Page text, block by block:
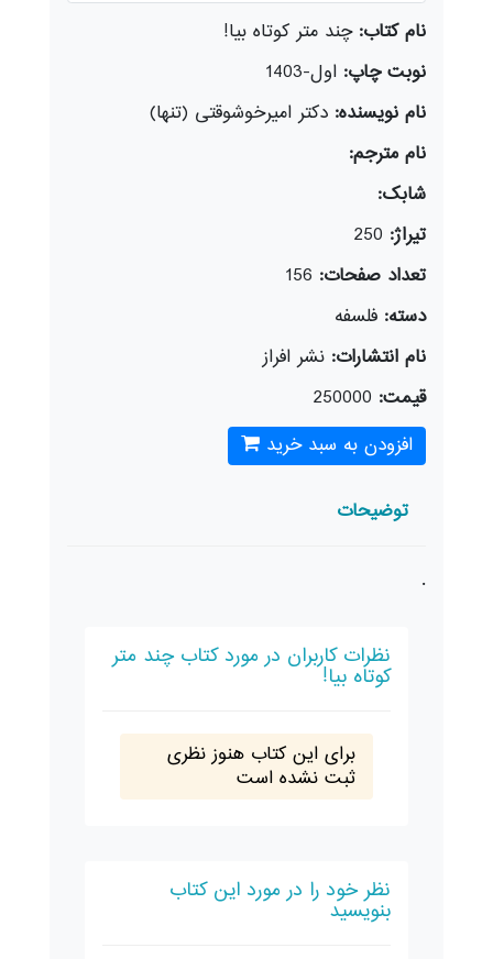
نام کتاب:چند متر کوتاه بیا!
نوبت چاپ: اول-1403
نام نویسنده: دکتر امیر‌خوشوقتی (تنها)
نام مترجم:
شابک:
تیراژ: 250
تعداد صفحات: 156
دسته: فلسفه
نام انتشارات: نشر افراز
قیمت: 250000
افزودن به سبد خرید
توضیحات
.
نظرات کاربران در مورد کتاب چند متر
کوتاه بیا!
برای این کتاب هنوز نظری
ثبت نشده است
نظر خود را در مورد این کتاب
بنویسید